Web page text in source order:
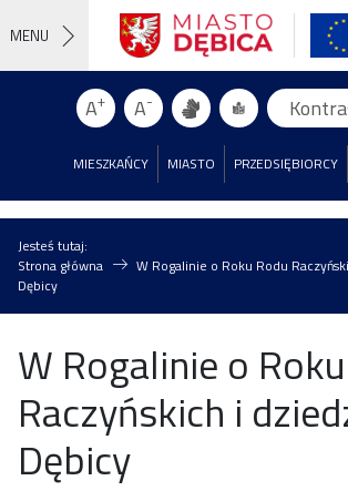
MENU
MIESZKAŃCY MIASTO PRZEDSIĘBIORCY
A+ A-
Jesteś tutaj:
Strona główna
W Rogalinie o Roku Rodu
Dębicy
W Rogalinie o
Raczyńskich i
Dębicy